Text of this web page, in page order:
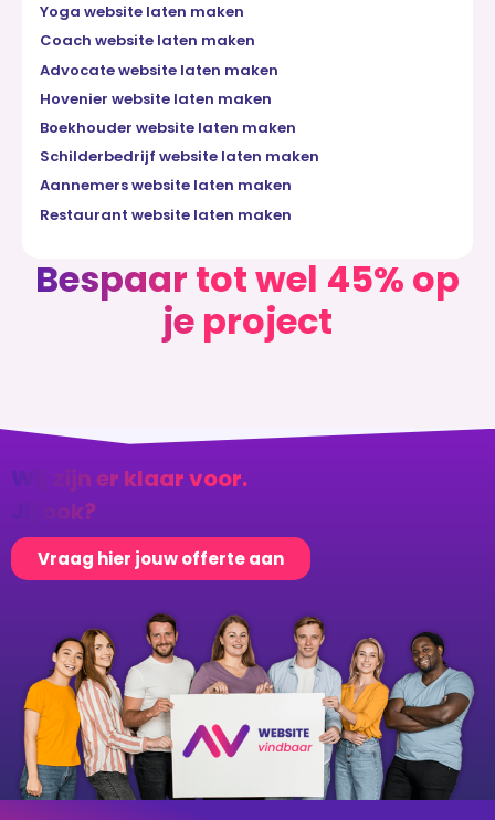
Yoga website laten maken
Coach website laten maken
Advocate website laten maken
Hovenier website laten maken
Boekhouder website laten maken
Schilderbedrijf website laten maken
Aannemers website laten maken
Restaurant website laten maken
Bespaar tot wel 45% op
je project
Wij zijn er klaar voor.
Jij ook?
Vraag hier jouw offerte aan